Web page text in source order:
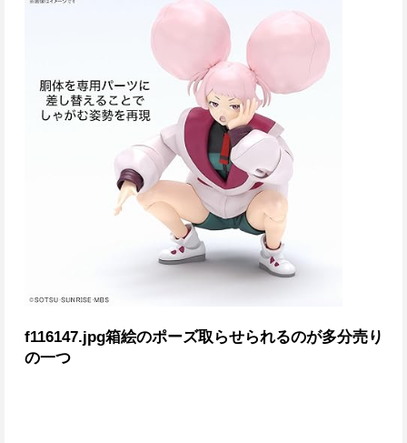
f116147.jpg箱絵のポーズ取らせられるのが多分売り
の一つ